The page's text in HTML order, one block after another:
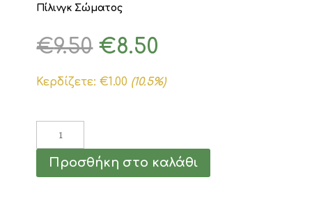
Πίλινγκ Σώματος
€9.50 Original
price
was:
€9.50.
€8.50
τιμή
είναι:
Κερδίζετε:€1.00 (10.5%)
Scrub
Grapefruit
Προσθήκη στο καλάθι